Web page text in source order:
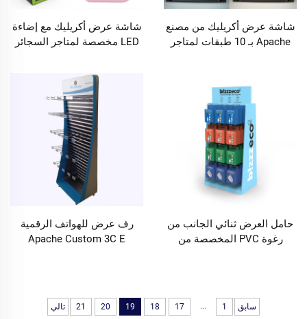
شاشة عرض أكريليك من مصنع
Apache بـ 10 طبقات لمتاجر
شاشة عرض أكريليك مع إضاءة
LED مخصصة لمتاجر السجائر
حامل العرض ثنائي الجانب من
رغوة PVC المخصصة من
رف عرض للهواتف الرقمية
Apache Custom 3C E
سابق 1
...
17
18
19
20
21 تالي